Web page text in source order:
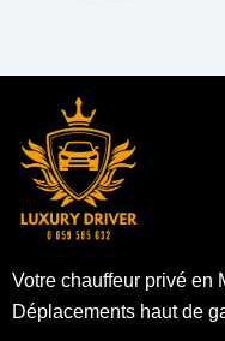
Votre chauffeur privé en
Déplacements haut de